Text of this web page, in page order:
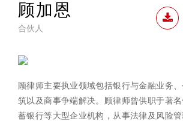
顾加恩
合伙人
顾律师主要执业领域包括银行与金融业务
筑以及商事争端解决。顾律师曾供职于著
蓄银行等大型企业机构，从事法律及风险